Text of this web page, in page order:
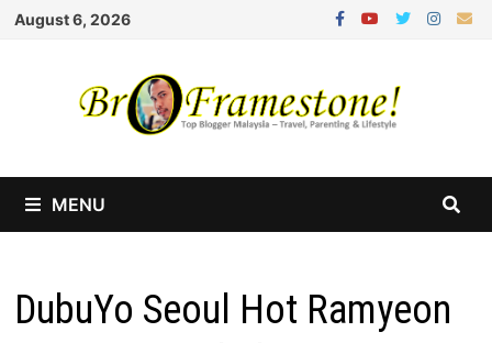
Skip
August 6, 2026
MENU
DubuYo Seoul Hot Ramyeon